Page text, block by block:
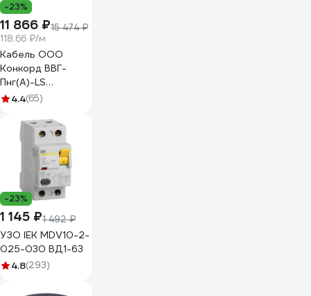
-23%
11 866 ₽15 474 ₽
118.66 ₽/м
Кабель ООО
Конкорд ВВГ-
Пнг(А)-LS
3x2,5ок(N, PE) -
100м 4663
4.4(65)
-23%
1 145 ₽1 492 ₽
УЗО IEK MDV10-2-
025-030 ВД1-63
4.8(293)